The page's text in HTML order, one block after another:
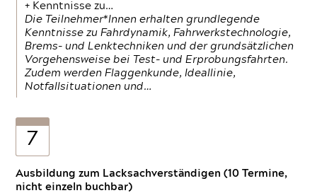
+ Kenntnisse zu…
Die Teilnehmer*Innen erhalten grundlegende
Kenntnisse zu Fahrdynamik, Fahrwerkstechnologie,
Brems- und Lenktechniken und der grundsätzlichen
Vorgehensweise bei Test- und Erprobungsfahrten.
Zudem werden Flaggenkunde, Ideallinie,
Notfallsituationen und…
7
Ausbildung zum Lacksachverständigen (10 Termine,
nicht einzeln buchbar)